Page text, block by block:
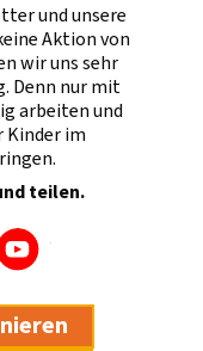
und unsere
Aktion von
wir uns sehr
Denn nur mit
arbeiten und
Kinder im
teilen.
Youtube